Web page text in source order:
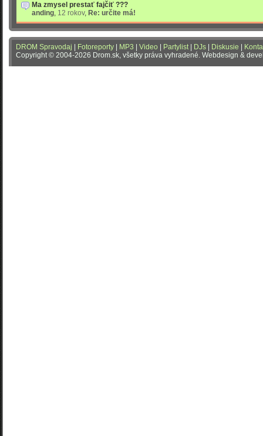
Ma zmysel prestať fajčiť ???
anding 12 rokov, Re: určite má!
DROM Spravodaj | Fotoreporty | MP3 | Video | Partylist | DJs | Diskusie |
Copyright © 2004-2026 Drom.sk, všetky práva vyhradené. Webdesign &